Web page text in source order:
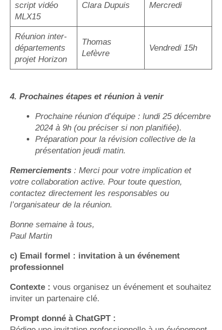
script vidéo
MLX15
Clara Dupuis Mercredi
Réunion inter-
départements
projet Horizon
Thomas
Lefèvre
Vendredi 15h
4. Prochaines étapes et réunion à venir
Prochaine réunion d’équipe : lundi 25 décembre
2024 à 9h (ou préciser si non planifiée).
Préparation pour la révision collective de la
présentation jeudi matin.
Remerciements : Merci pour votre implication et
votre collaboration active. Pour toute question,
contactez directement les responsables ou
l’organisateur de la réunion.
Bonne semaine à tous,
Paul Martin
c) Email formel : invitation à un événement
professionnel
Contexte : vous organisez un événement et souhaitez
inviter un partenaire clé.
Prompt donné à ChatGPT :